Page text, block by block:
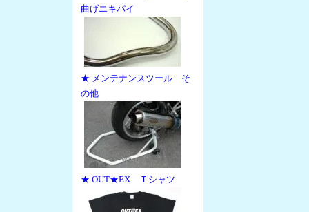
曲げエキパイ
★ メンテナンスツール そ
の他
★ OUT★EX Ｔシャツ